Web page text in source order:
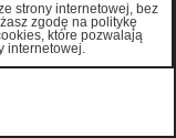
strony internetowej, bez
zgodę na politykę
które pozwalają
internetowej.